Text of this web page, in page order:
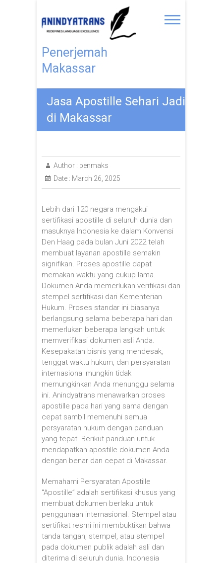
Penerjemah
Makassar
Jasa Apostille Sehari Jadi
di Makassar
Author : penmaks
Date : March 26, 2025
Lebih dari 120 negara mengakui
sertifikasi apostille di seluruh dunia dan
masuknya Indonesia ke dalam Konvensi
Den Haag pada bulan Juni 2022 telah
membuat layanan apostille semakin
signifikan. Proses apostille dapat
memakan waktu yang cukup lama.
Dokumen Anda memerlukan verifikasi dan
stempel sertifikasi dari Kementerian
Hukum. Proses standar ini biasanya
berlangsung selama beberapa hari dan
memerlukan beberapa langkah untuk
memverifikasi dokumen asli Anda.
Kesepakatan bisnis yang mendesak,
tenggat waktu hukum, dan persyaratan
internasional mungkin tidak
memungkinkan Anda menunggu selama
ini. Anindyatrans menawarkan proses
apostille pada hari yang sama dengan
cepat sambil memenuhi semua
persyaratan hukum dengan panduan
yang tepat. Berikut panduan untuk
mendapatkan apostille dokumen Anda
dengan benar dan cepat di Makassar.
Memahami Persyaratan Apostille
“Apostille” adalah sertifikasi khusus yang
membuat dokumen berlaku untuk
penggunaan internasional. Stempel atau
sertifikat resmi ini membuktikan bahwa
tanda tangan, stempel, atau stempel
pada dokumen publik adalah asli dan
diterima di seluruh dunia. Indonesia